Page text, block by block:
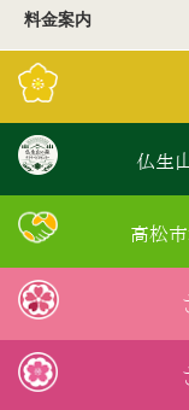
料金案内
仏生
高松